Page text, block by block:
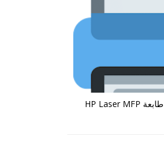
تحميل تعريف طابعة HP Laser MFP